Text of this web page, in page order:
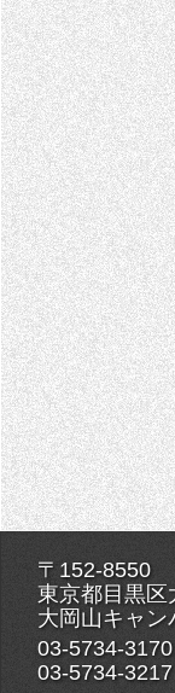
〒152-8550
東京都目黒区
大岡山キャ
03-5734-
03-5734-